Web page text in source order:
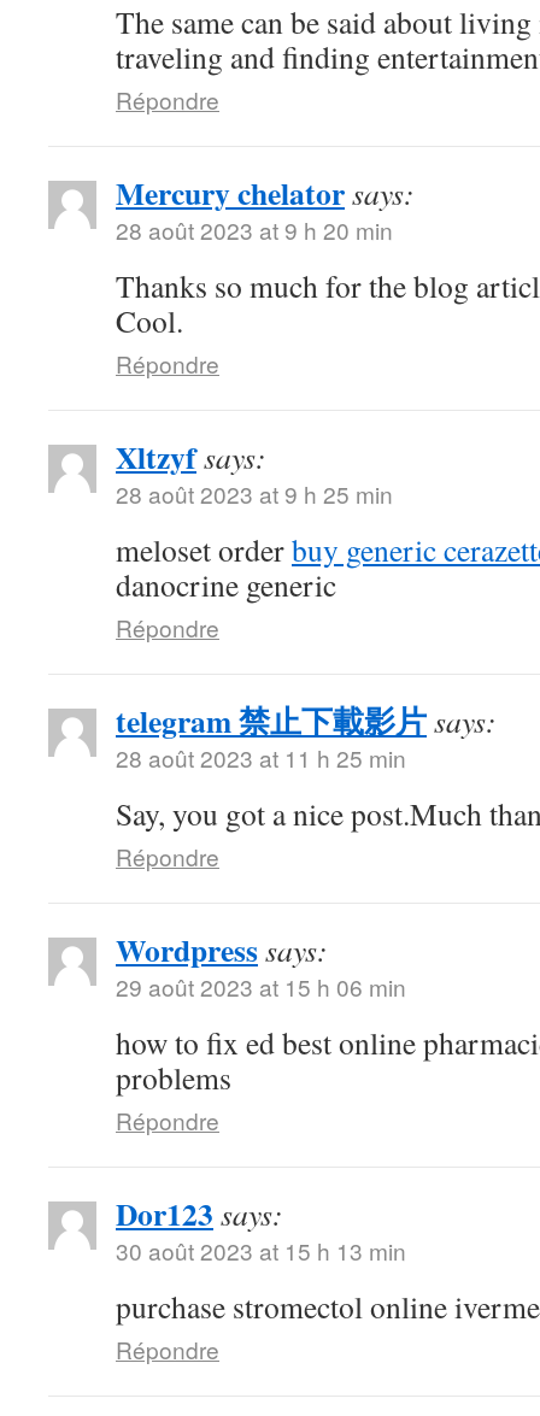
The same can be said about
traveling and finding
Répondre
Mercury chelatorsays:
28 août 2023 at 9 h 20 min
Thanks so much for the blog
Cool.
Répondre
Xltzyfsays:
28 août 2023 at 9 h 25 min
meloset orderbuy generic
danocrine generic
Répondre
telegram 禁止下載影片says:
28 août 2023 at 11 h 25 min
Say, you got a nice post.Much
Répondre
Wordpresssays:
29 août 2023 at 15 h 06 min
how to fix ed best online
problems
Répondre
Dor123 says:
30 août 2023 at 15 h 13 min
purchase stromectol online
Répondre